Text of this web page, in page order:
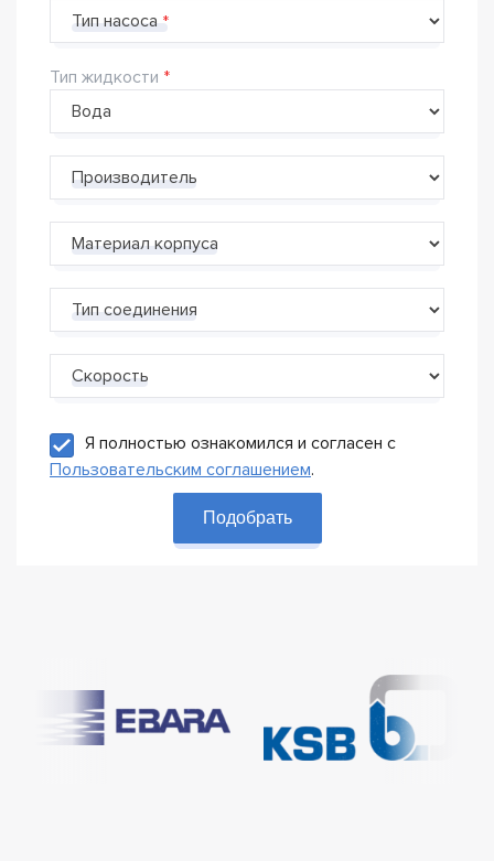
Тип насоса
Тип жидкости
Производитель
Материал корпуса
Тип соединения
Скорость
Я полностью ознакомился и согласен с
Пользовательским соглашением.
Подобрать